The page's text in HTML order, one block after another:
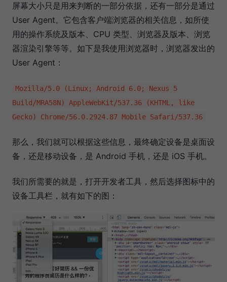
屏幕大小只是用来判断的一部分依据，还有一部分是通过
User Agent。它包含客户端浏览器的相关信息，如所使
用的操作系统及版本、CPU 类型、浏览器及版本、浏览
器渲染引擎等等。如下是我使用浏览器时，浏览器发出的
User Agent：
Mozilla/5.0 (Linux; Android 6.0; Nexus 5
Build/MRA58N) AppleWebKit/537.36 (KHTML, like
Gecko) Chrome/56.0.2924.87 Mobile Safari/537.36
那么，我们就可以根据这些信息，最终确定设备是桌面设
备，还是移动设备，是 Android 手机，还是 iOS 手机。
我们所需要的就是，打开开发者工具，然后选择图标中的
设备工具栏，就有如下的图：